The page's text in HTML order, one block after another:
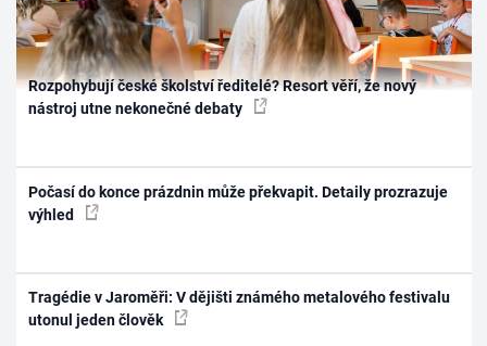
Rozpohybují české školství ředitelé? Resort věří, že nový
nástroj utne nekonečné debaty
Počasí do konce prázdnin může překvapit. Detaily prozrazuje
výhled
Tragédie v Jaroměři: V dějišti známého metalového festivalu
utonul jeden člověk